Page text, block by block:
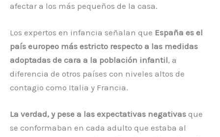
afectar a los más pequeños de la casa.
Los expertos en infancia señalan que España es el
país europeo más estricto respecto a las medidas
adoptadas de cara a la población infantil, a
diferencia de otros países con niveles altos de
contagio como Italia y Francia.
La verdad, y pese a las expectativas negativas que
se conformaban en cada adulto que estaba al